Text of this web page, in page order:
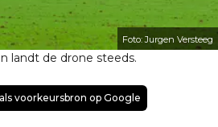
Foto: Jurgen Versteeg
landt de drone steeds.
voorkeursbron op Google